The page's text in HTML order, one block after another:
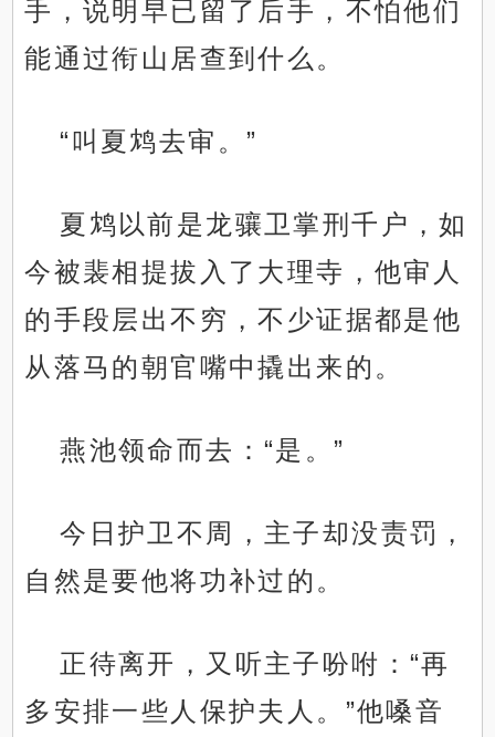
手，说明早已留了后手，不怕他们
能通过衔山居查到什么。
“叫夏鸩去审。”
夏鸩以前是龙骧卫掌刑千户，如
今被裴相提拔入了大理寺，他审人
的手段层出不穷，不少证据都是他
从落马的朝官嘴中撬出来的。
燕池领命而去：“是。”
今日护卫不周，主子却没责罚，
自然是要他将功补过的。
正待离开，又听主子吩咐：“再
多安排一些人保护夫人。”他嗓音